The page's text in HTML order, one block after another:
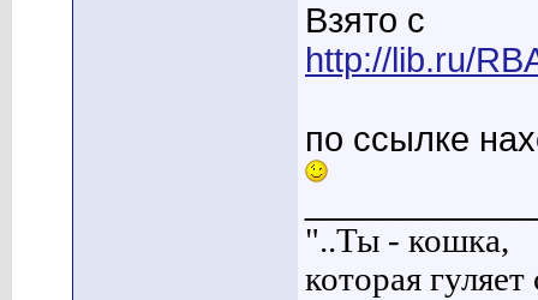
Взято с
http://lib.ru/
по ссылке
"..Ты - кошка,
которая